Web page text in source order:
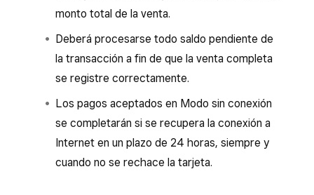
monto total de la venta.
Deberá procesarse todo saldo pendiente de
la transacción a fin de que la venta completa
se registre correctamente.
Los pagos aceptados en Modo sin conexión
se completarán si se recupera la conexión a
Internet en un plazo de 24 horas, siempre y
cuando no se rechace la tarjeta.